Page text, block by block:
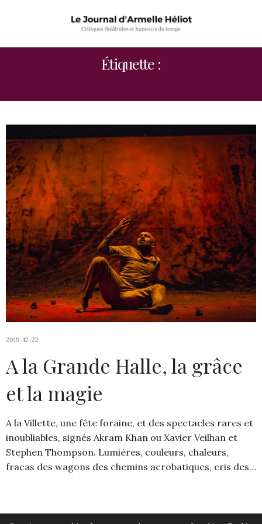
Étiquette :
2019-12-22
A la Grande Halle, la grâce
et la magie
A la Villette, une fête foraine, et des spectacles rares et
inoubliables, signés Akram Khan ou Xavier Veilhan et
Stephen Thompson. Lumières, couleurs, chaleurs,
fracas des wagons des chemins acrobatiques, cris des…